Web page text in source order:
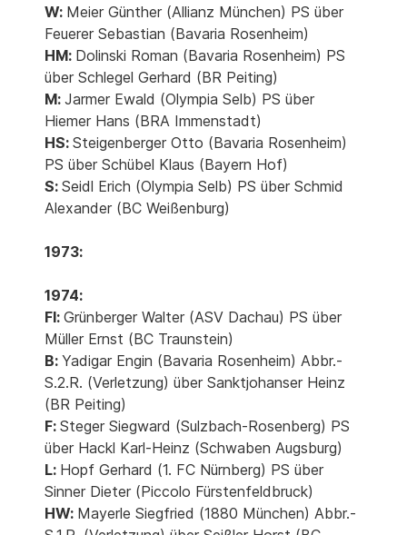
W: Meier Günther (Allianz München) PS über
Feuerer Sebastian (Bavaria Rosenheim)
HM: Dolinski Roman (Bavaria Rosenheim) PS
über Schlegel Gerhard (BR Peiting)
M: Jarmer Ewald (Olympia Selb) PS über
Hiemer Hans (BRA Immenstadt)
HS: Steigenberger Otto (Bavaria Rosenheim)
PS über Schübel Klaus (Bayern Hof)
S: Seidl Erich (Olympia Selb) PS über Schmid
Alexander (BC Weißenburg)
1973:
1974:
Fl: Grünberger Walter (ASV Dachau) PS über
Müller Ernst (BC Traunstein)
B: Yadigar Engin (Bavaria Rosenheim) Abbr.-
S.2.R. (Verletzung) über Sanktjohanser Heinz
(BR Peiting)
F: Steger Siegward (Sulzbach-Rosenberg) PS
über Hackl Karl-Heinz (Schwaben Augsburg)
L: Hopf Gerhard (1. FC Nürnberg) PS über
Sinner Dieter (Piccolo Fürstenfeldbruck)
HW: Mayerle Siegfried (1880 München) Abbr.-